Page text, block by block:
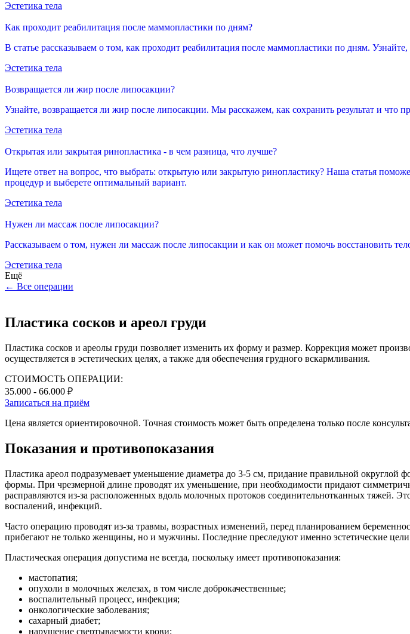
Эстетика тела
Как проходит реабилитация после маммопластики по дням?
В статье рассказываем о том, как проходит реабилитация после маммопластики по дням.
Эстетика тела
Возвращается ли жир после липосакции?
Узнайте, возвращается ли жир после липосакции. Мы расскажем, как сохранить результат и что
Эстетика тела
Открытая или закрытая ринопластика - в чем разница, что лучше?
Ищете ответ на вопрос, что выбрать: открытую или закрытую ринопластику? Наша статья
процедур и выберете оптимальный вариант.
Эстетика тела
Нужен ли массаж после липосакции?
Рассказываем о том, нужен ли массаж после липосакции и как он может помочь восстановить
Эстетика тела
Ещё
← Все операции
Пластика сосков и ареол груди
Пластика сосков и ареолы груди позволяет изменить их форму и размер. Коррекция может
осуществляется в эстетических целях, а также для обеспечения грудного вскармливания.
СТОИМОСТЬ ОПЕРАЦИИ:
35.000 - 66.000 ₽
Записаться на приём
Цена является ориентировочной. Точная стоимость может быть определена только после
Показания и противопоказания
Пластика ареол подразумевает уменьшение диаметра до 3-5 см, придание правильной
формы. При чрезмерной длине проводят их уменьшение, при необходимости придают
расправляются из-за расположенных вдоль молочных протоков соединительнотканных тяжей.
воспалений, инфекций.
Часто операцию проводят из-за травмы, возрастных изменений, перед планированием
прибегают не только женщины, но и мужчины. Последние преследуют именно эстетические
Пластическая операция допустима не всегда, поскольку имеет противопоказания:
мастопатия;
опухоли в молочных железах, в том числе доброкачественные;
воспалительный процесс, инфекция;
онкологические заболевания;
сахарный диабет;
нарушение свертываемости крови;